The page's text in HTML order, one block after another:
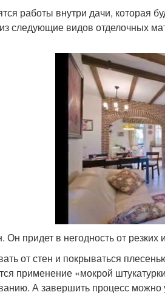
работы внутри дачи, которая
следующие видов отделочных
Он придет в негодность от
от стен и покрываться
применение «мокрой
А завершить процесс